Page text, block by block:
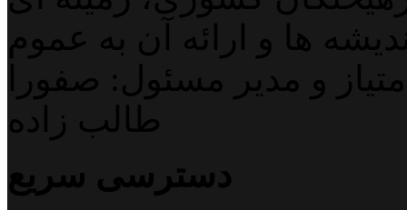
ها و ارائه آن به عموم
و مدیر مسئول: صفورا
طالب زاده
دسترسی سریع